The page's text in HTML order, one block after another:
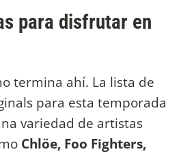
para disfrutar en
termina ahí. La lista de
para esta temporada
variedad de artistas
Chlöe, Foo Fighters,